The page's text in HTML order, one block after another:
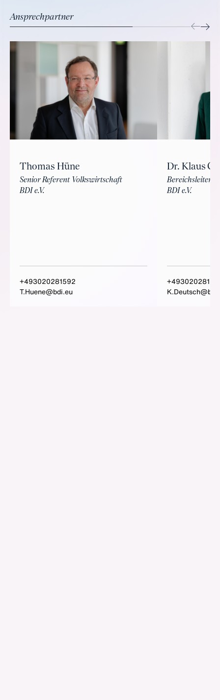
Ansprechpartner
Thomas Hüne
Senior Referent Volkswirtschaft
BDI e.V.
+493020281592
T.Huene@bdi.eu
Dr. Klaus
Bereichsleiter
BDI e.V.